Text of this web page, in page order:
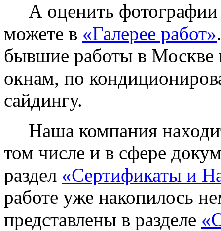
А оценить фотографии
можете в «Галерее работ»
бывшие работы в Москве
окнам, по
сайдингу.
Наша компания
том числе и в сфере
раздел «Сертификаты и
работе уже накопилось
представлены в разделе